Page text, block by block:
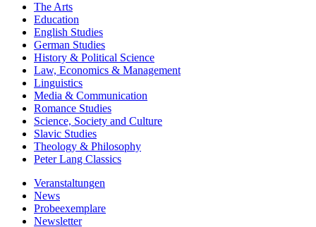
The Arts
Education
English Studies
German Studies
History & Political Science
Law, Economics & Management
Linguistics
Media & Communication
Romance Studies
Science, Society and Culture
Slavic Studies
Theology & Philosophy
Peter Lang Classics
Veranstaltungen
News
Probeexemplare
Newsletter